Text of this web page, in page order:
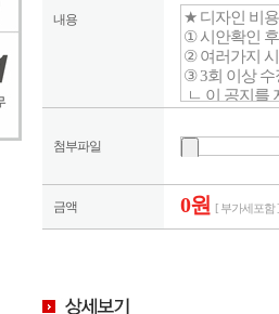
내용
첨부파일
금액 0원 [ 부가세포함 ]